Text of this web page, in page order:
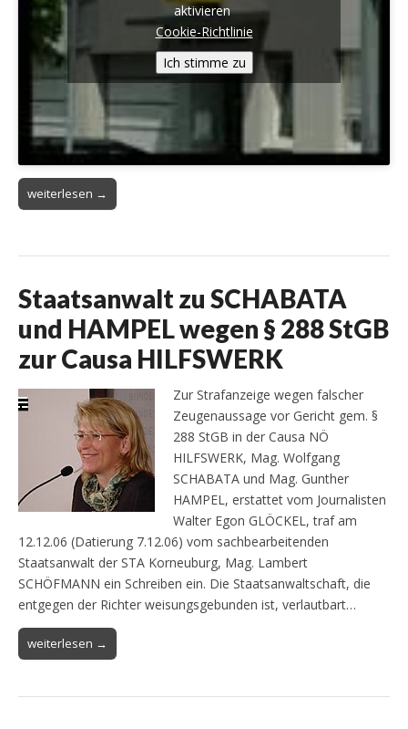
aktivieren
Cookie-Richtlinie
Ich stimme zu
weiterlesen →
Staatsanwalt zu SCHABATA
und HAMPEL wegen § 288 StGB
zur Causa HILFSWERK
Zur Strafanzeige wegen falscher
Zeugenaussage vor Gericht gem. §
288 StGB in der Causa NÖ
HILFSWERK, Mag. Wolfgang
SCHABATA und Mag. Gunther
HAMPEL, erstattet vom Journalisten
Walter Egon GLÖCKEL, traf am
12.12.06 (Datierung 7.12.06) vom sachbearbeitenden
Staatsanwalt der STA Korneuburg, Mag. Lambert
SCHÖFMANN ein Schreiben ein. Die Staatsanwaltschaft, die
entgegen der Richter weisungsgebunden ist, verlautbart…
weiterlesen →